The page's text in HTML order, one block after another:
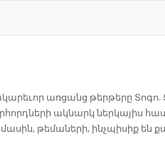
առցանց թերթերը Տոգո.
ակնարկ ներկայիս
թեմաների, ինչպիսիք են